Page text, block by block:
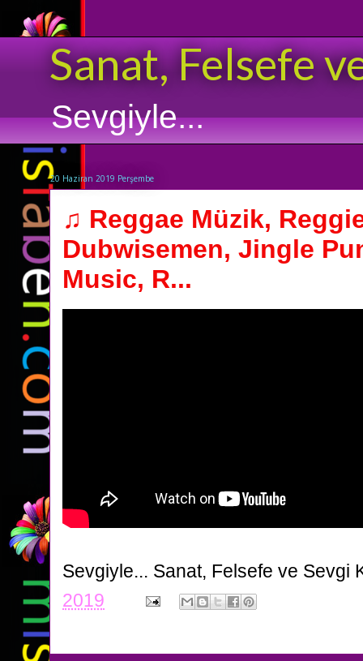
Sanat, Felsefe
Sevgiyle...
20 Haziran 2019 Perşembe
♫ Reggae Müzik,
Dubwisemen, Jingle
Music, R...
Sevgiyle... Sanat, Felsefe ve Sevgi
2019